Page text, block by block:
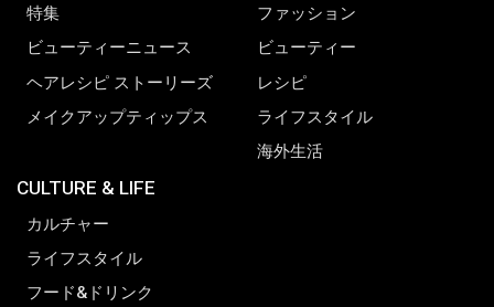
特集
ビューティーニュース
ヘアレシピ ストーリーズ
メイクアップティップス
CULTURE & LIFE
カルチャー
ライフスタイル
フード&ドリンク
ファッション
ビューティー
レシピ
ライフスタイル
海外生活